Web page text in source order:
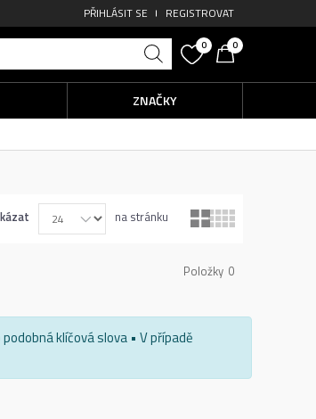
PŘIHLÁSIT SE REGISTROVAT
0 0
ZNAČKY
na stránku
0
Položky
klíčová slova • V případě